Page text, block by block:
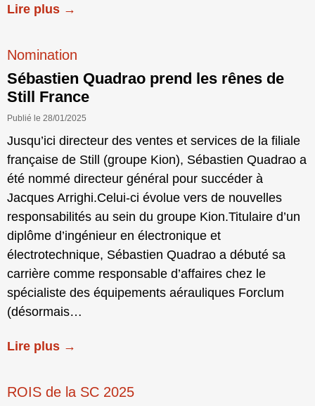
Lire plus →
Nomination
Sébastien Quadrao prend les rênes de
Still France
Publié le 28/01/2025
Jusqu’ici directeur des ventes et services de la filiale
française de Still (groupe Kion), Sébastien Quadrao a
été nommé directeur général pour succéder à
Jacques Arrighi.Celui-ci évolue vers de nouvelles
responsabilités au sein du groupe Kion.Titulaire d’un
diplôme d’ingénieur en électronique et
électrotechnique, Sébastien Quadrao a débuté sa
carrière comme responsable d’affaires chez le
spécialiste des équipements aérauliques Forclum
(désormais…
Lire plus →
ROIS de la SC 2025